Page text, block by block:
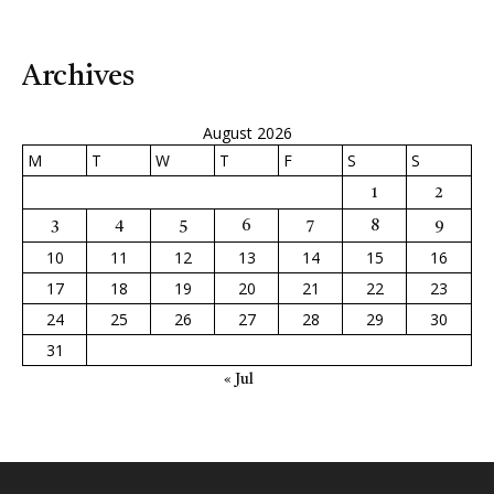
Archives
August 2026
M
T W T F S S
1 2
3 4 5 6 7 8 9
10 11 12 13 14 15
16
17
18 19 20 21 22
23
24
25 26 27 28 29
30
31
« Jul